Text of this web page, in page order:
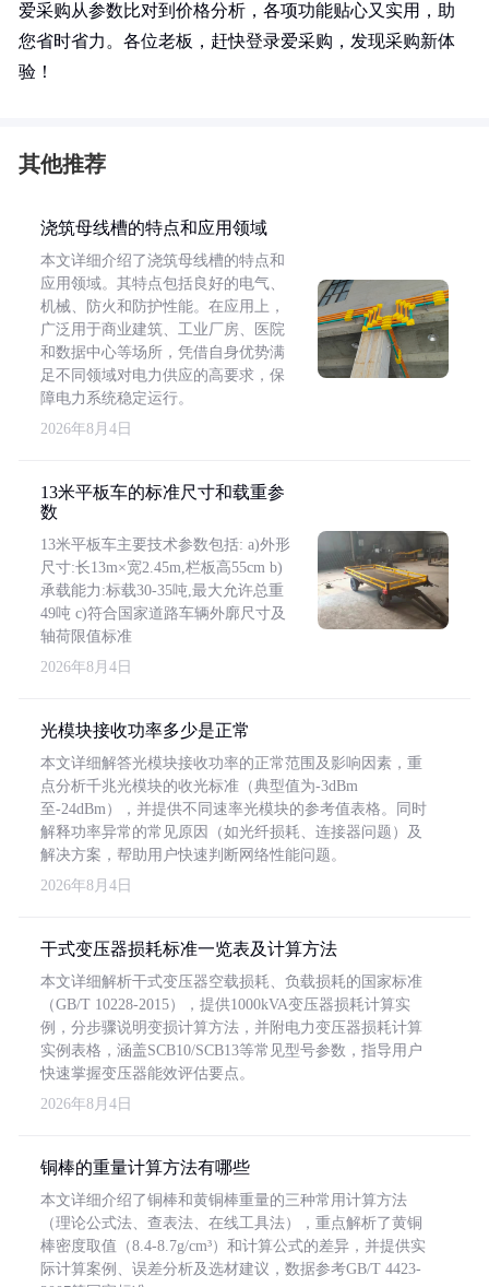
爱采购从参数比对到价格分析，各项功能贴心又实用，助
您省时省力。各位老板，赶快登录爱采购，发现采购新体
验！
其他推荐
浇筑母线槽的特点和应用领域
本文详细介绍了浇筑母线槽的特点和
应用领域。其特点包括良好的电气、
机械、防火和防护性能。在应用上，
广泛用于商业建筑、工业厂房、医院
和数据中心等场所，凭借自身优势满
足不同领域对电力供应的高要求，保
障电力系统稳定运行。
2026年8月4日
13米平板车的标准尺寸和载重参
数
13米平板车主要技术参数包括: a)外形
尺寸:长13m×宽2.45m,栏板高55cm b)
承载能力:标载30-35吨,最大允许总重
49吨 c)符合国家道路车辆外廓尺寸及
轴荷限值标准
2026年8月4日
光模块接收功率多少是正常
本文详细解答光模块接收功率的正常范围及影响因素，重
点分析千兆光模块的收光标准（典型值为-3dBm
至-24dBm），并提供不同速率光模块的参考值表格。同时
解释功率异常的常见原因（如光纤损耗、连接器问题）及
解决方案，帮助用户快速判断网络性能问题。
2026年8月4日
干式变压器损耗标准一览表及计算方法
本文详细解析干式变压器空载损耗、负载损耗的国家标准
（GB/T 10228-2015），提供1000kVA变压器损耗计算实
例，分步骤说明变损计算方法，并附电力变压器损耗计算
实例表格，涵盖SCB10/SCB13等常见型号参数，指导用户
快速掌握变压器能效评估要点。
2026年8月4日
铜棒的重量计算方法有哪些
本文详细介绍了铜棒和黄铜棒重量的三种常用计算方法
（理论公式法、查表法、在线工具法），重点解析了黄铜
棒密度取值（8.4-8.7g/cm³）和计算公式的差异，并提供实
际计算案例、误差分析及选材建议，数据参考GB/T 4423-